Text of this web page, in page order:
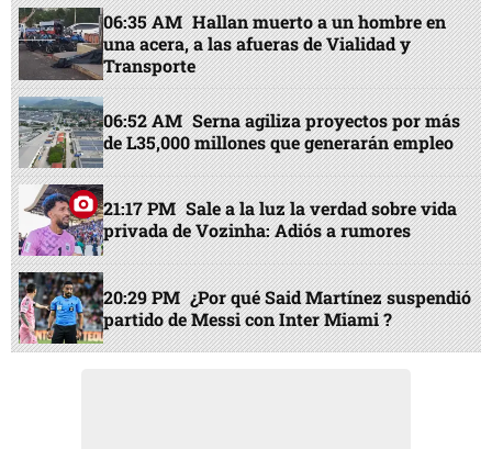
06:35 AM Hallan muerto a un hombre en
una acera, a las afueras de Vialidad y
Transporte
06:52 AM Serna agiliza proyectos por más
de L35,000 millones que generarán empleo
21:17 PM Sale a la luz la verdad sobre vida
privada de Vozinha: Adiós a rumores
20:29 PM ¿Por qué Said Martínez suspendió
partido de Messi con Inter Miami ?